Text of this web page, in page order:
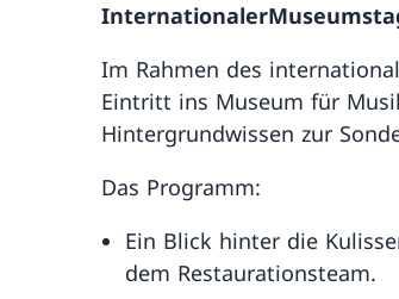
Im Rahmen des
Eintritt ins Museum für
Hintergrundwissen zur
Das Programm:
Ein Blick hinter die
dem Restaurationsteam.